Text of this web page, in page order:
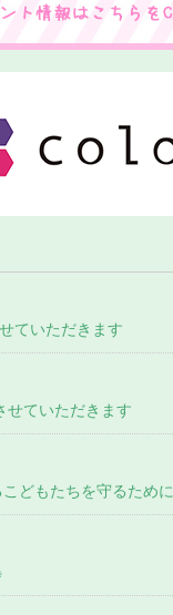
ていただきます
せていただきます
どもたちを守るために